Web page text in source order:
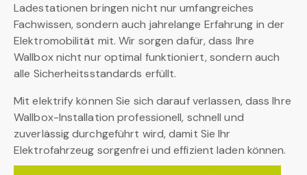
Ladestationen bringen nicht nur umfangreiches
Fachwissen, sondern auch jahrelange Erfahrung in der
Elektromobilität mit. Wir sorgen dafür, dass Ihre
Wallbox nicht nur optimal funktioniert, sondern auch
alle Sicherheitsstandards erfüllt.
Mit elektrify können Sie sich darauf verlassen, dass Ihre
Wallbox-Installation professionell, schnell und
zuverlässig durchgeführt wird, damit Sie Ihr
Elektrofahrzeug sorgenfrei und effizient laden können.